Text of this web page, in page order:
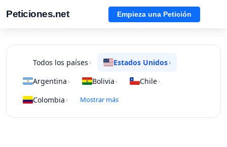
Peticiones.net Empieza una Petición
Todos los países › Estados Unidos›
Argentina › Bolivia › Chile›
Colombia › Mostrar más